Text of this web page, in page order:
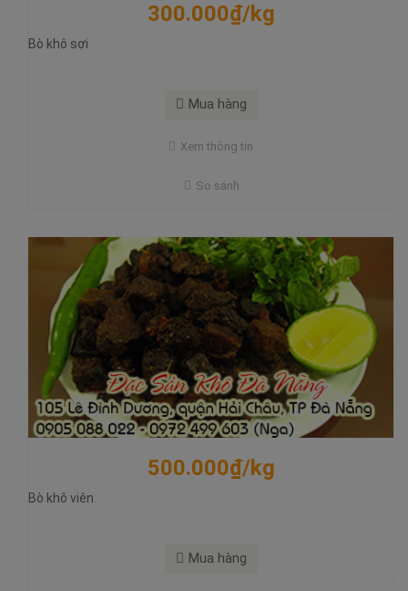
300.000₫/kg
Bò khô sợi
Mua hàng
Xem thông tin
So sánh
500.000₫/kg
Bò khô viên
Mua hàng
thì nghe chắc có phần lạ tai. Vốn dĩ bò khô viên là món bò khô